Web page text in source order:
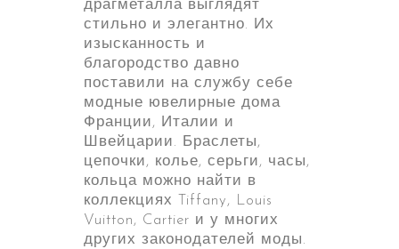
драгметалла выглядят
стильно и элегантно. Их
изысканность и
благородство давно
поставили на службу себе
модные ювелирные дома
Франции, Италии и
Швейцарии. Браслеты,
цепочки, колье, серьги, часы,
кольца можно найти в
коллекциях Tiffany, Louis
Vuitton, Cartier и у многих
других законодателей моды.